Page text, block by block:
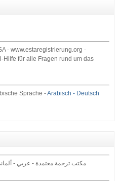
- www.estaregistrierung.org -
Hilfe für alle Fragen rund um das
Sprache -Arabisch - Deutsch
مكتب ترجمة معتمدة - عربي -